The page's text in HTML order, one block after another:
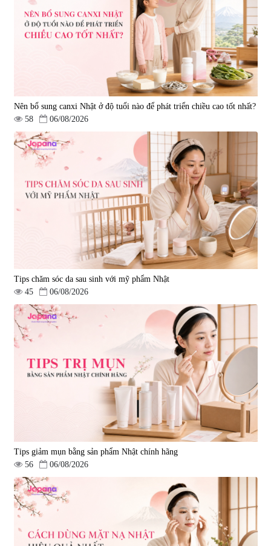
Nên bổ sung canxi Nhật ở độ tuổi nào để phát triển chiều cao tốt nhất?
58
06/08/2026
Tips chăm sóc da sau sinh với mỹ phẩm Nhật
45
06/08/2026
Tips giảm mụn bằng sản phẩm Nhật chính hãng
56
06/08/2026